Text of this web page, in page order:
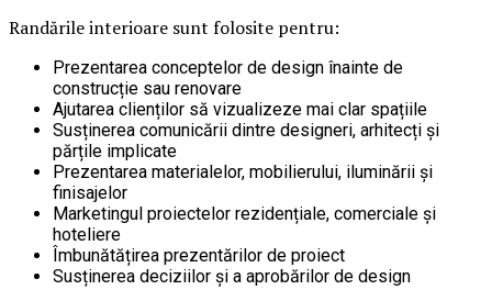
Randările interioare sunt folosite pentru:
Prezentarea conceptelor de design înainte de
construcție sau renovare
Ajutarea clienților să vizualizeze mai clar spațiile
Susținerea comunicării dintre designeri, arhitecți și
părțile implicate
Prezentarea materialelor, mobilierului, iluminării și
finisajelor
Marketingul proiectelor rezidențiale, comerciale și
hoteliere
Îmbunătățirea prezentărilor de proiect
Susținerea deciziilor și a aprobărilor de design